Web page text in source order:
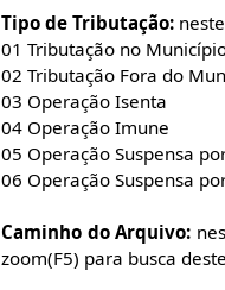
Tipo de Tributação:
01 Tributação no
02 Tributação Fora do
03 Operação Isenta
04 Operação Imune
05 Operação Suspensa
06 Operação Suspensa
Caminho do Arquivo:
zoom(F5) para busca